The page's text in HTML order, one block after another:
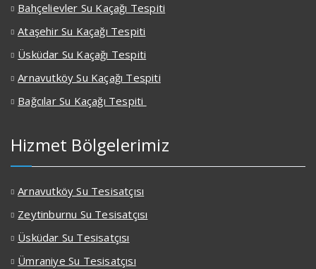
Bahçelievler Su Kaçağı Tespiti
Ataşehir Su Kaçağı Tespiti
Üsküdar Su Kaçağı Tespiti
Arnavutköy Su Kaçağı Tespiti
Bağcılar Su Kaçağı Tespiti
Hizmet Bölgelerimiz
Arnavutköy Su Tesisatçısı
Zeytinburnu Su Tesisatçısı
Üsküdar Su Tesisatçısı
Ümraniye Su Tesisatçısı